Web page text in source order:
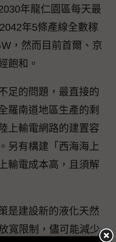
年龍仁園區每天最
年5條產線全數稼
，然而目前首爾、京
飽和。
足的問題，最直接的
羅南道地區生產的剩
上輸電網路的建置容
另有構建「西海海上
輸電成本高，且須解
是建設新的液化天然
寬限制，儘可能減少